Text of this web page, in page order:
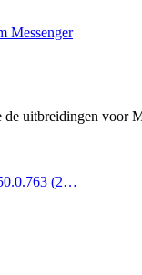
Messenger
de uitbreidingen voor
(2…